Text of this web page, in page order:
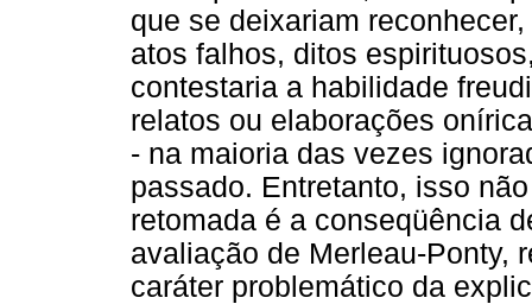
que se deixariam
atos falhos, ditos
contestaria a habilidade
relatos ou elaborações
- na maioria das vezes
passado. Entretanto, isso
retomada é a conseqüência
avaliação de Merleau-Ponty,
caráter problemático da